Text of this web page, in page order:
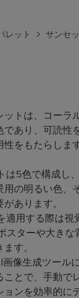
レット サンセ
トは、コーラ
あり、可読性
をもたらします
5色で構成し
用の明るい色、
あります。
用する際は視
スターや大き
す。
像生成ツール
とで、手動で
ンを効率的に